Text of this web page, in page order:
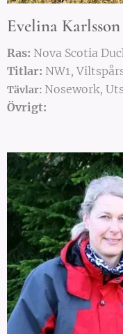
Evelina
Ras: Nova Scotia
Titlar: NW1,
Tävlar: Nosework,
Övrigt: